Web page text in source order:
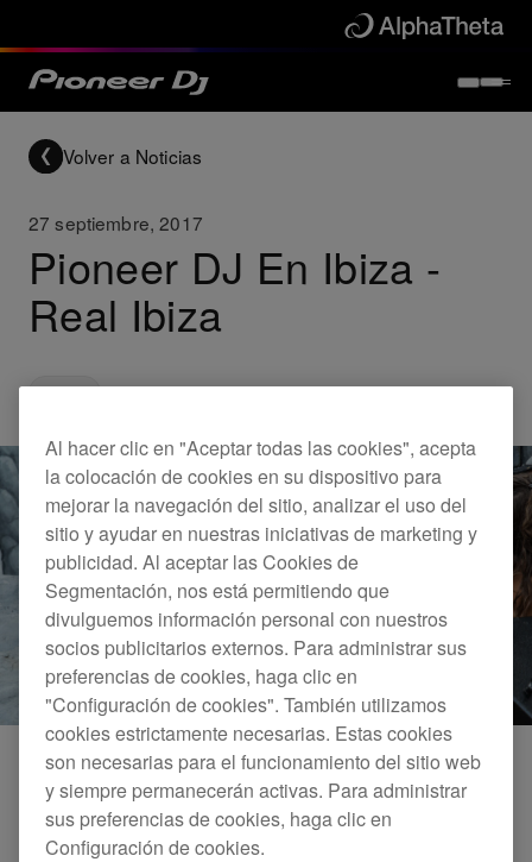
Volver a Noticias
27 septiembre, 2017
Pioneer DJ En Ibiza -
Real Ibiza
Others
Al hacer clic en "Aceptar todas las cookies", acepta
la colocación de cookies en su dispositivo para
mejorar la navegación del sitio, analizar el uso del
sitio y ayudar en nuestras iniciativas de marketing y
publicidad. Al aceptar las Cookies de
Segmentación, nos está permitiendo que
divulguemos información personal con nuestros
socios publicitarios externos. Para administrar sus
preferencias de cookies, haga clic en
"Configuración de cookies". También utilizamos
cookies estrictamente necesarias. Estas cookies
son necesarias para el funcionamiento del sitio web
y siempre permanecerán activas. Para administrar
sus preferencias de cookies, haga clic en
Configuración de cookies.